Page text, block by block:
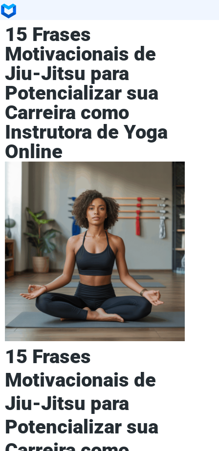
15 Frases
Motivacionais de
Jiu-Jitsu para
Potencializar sua
Carreira como
Instrutora de Yoga
Online
15 Frases
Motivacionais de
Jiu-Jitsu para
Potencializar sua